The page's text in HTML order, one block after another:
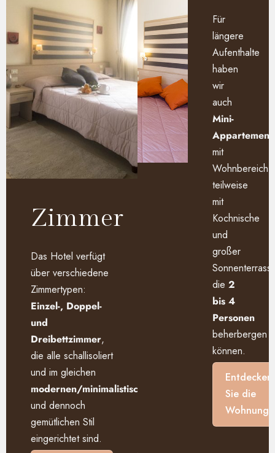
Zimmer
Das Hotel verfügt
über verschiedene
Zimmertypen:
Einzel-, Doppel-
und
Dreibettzimmer,
die alle schallisoliert
und im gleichen
modernen/minimalistischen
und dennoch
gemütlichen Stil
eingerichtet sind.
Für
längere
Aufenthalte
haben
wir
auch
Mini-
mit
Wohnbereich,
teilweise
mit
Kochnische
und
großer
die2
bis 4
Personen
beherbergen
können.
Entdecken
Sie die